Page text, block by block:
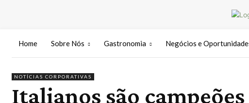
Home Sobre Nós Gastronomia Negócios e
NOTÍCIAS CORPORATIVAS
Italianos são